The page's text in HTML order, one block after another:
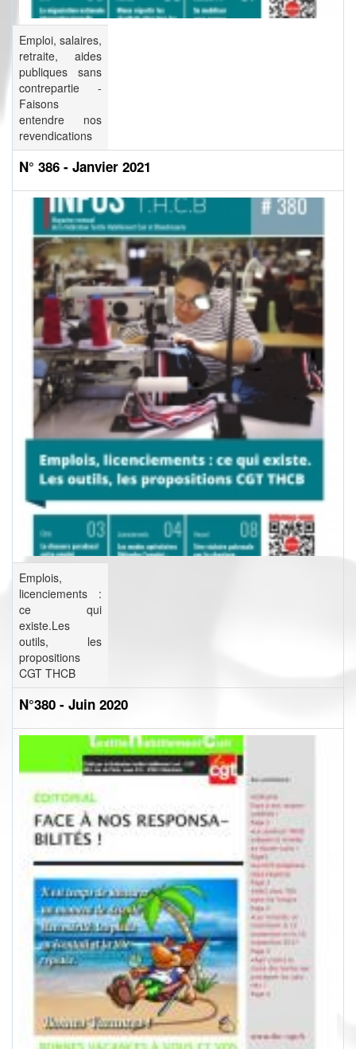
Emploi, salaires,
retraite, aides
publiques sans
contrepartie -
Faisons
entendre nos
revendications
N° 386 - Janvier 2021
Emplois,
licenciements :
ce qui
existe.Les
outils, les
propositions
CGT THCB
N°380 - Juin 2020